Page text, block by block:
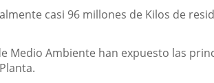
casi 96 millones de Kilos de
Medio Ambiente han expuesto las